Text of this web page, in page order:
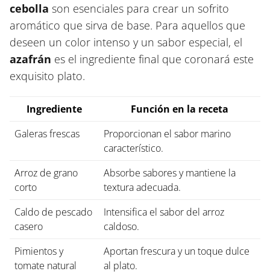
cebolla son esenciales para crear un sofrito
aromático que sirva de base. Para aquellos que
deseen un color intenso y un sabor especial, el
azafrán es el ingrediente final que coronará este
exquisito plato.
Ingrediente
Función en la receta
Galeras frescas
Proporcionan el sabor marino
característico.
Arroz de grano
corto
Absorbe sabores y mantiene la
textura adecuada.
Caldo de pescado
casero
Intensifica el sabor del arroz
caldoso.
Pimientos y
tomate natural
Aportan frescura y un toque dulce
al plato.